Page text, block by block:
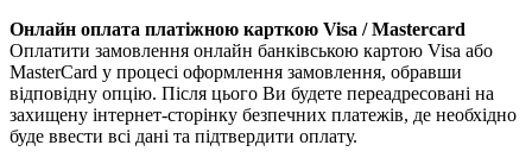
Онлайн оплата платіжною карткою Visa / Mastercard
Оплатити замовлення онлайн банківською картою Visa або
MasterCard у процесі оформлення замовлення, обравши
відповідну опцію. Після цього Ви будете переадресовані на
захищену інтернет-сторінку безпечних платежів, де необхідно
буде ввести всі дані та підтвердити оплату.